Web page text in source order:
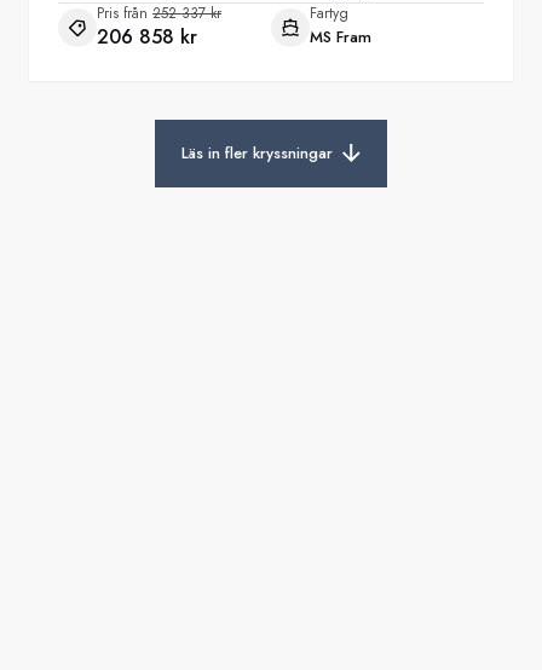
Pris från 252 337 kr
206 858 kr
Fartyg
MS Fram
Läs in fler kryssningar